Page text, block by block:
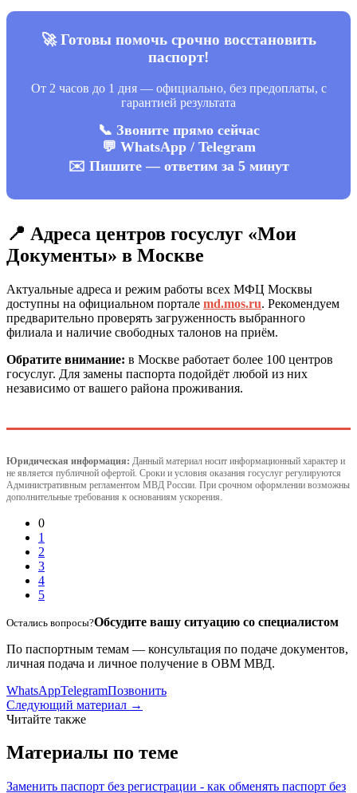
🚀 Готовы помочь срочно восстановить
паспорт!
От 2 часов до 1 дня — официально, без предоплаты, с
гарантией результата
📞 Звоните прямо сейчас
💬 WhatsApp / Telegram
✉️ Пишите — ответим за 5 минут
📍 Адреса центров госуслуг «Мои
Документы» в Москве
Актуальные адреса и режим работы всех МФЦ Москвы
доступны на официальном портале md.mos.ru. Рекомендуем
предварительно проверять загруженность выбранного
филиала и наличие свободных талонов на приём.
Обратите внимание: в Москве работает более 100 центров
госуслуг. Для замены паспорта подойдёт любой из них
независимо от вашего района проживания.
Юридическая информация: Данный материал носит информационный характер и
не является публичной офертой. Сроки и условия оказания госуслуг регулируются
Административным регламентом МВД России. При срочном оформлении возможны
дополнительные требования к основаниям ускорения.
0
1
2
3
4
5
Остались вопросы?Обсудите вашу ситуацию со специалистом
По паспортным темам — консультация по подаче документов,
личная подача и личное получение в ОВМ МВД.
WhatsAppTelegramПозвонить
Следующий материал →
Читайте также
Материалы по теме
Заменить паспорт без регистрации - как обменять паспорт без